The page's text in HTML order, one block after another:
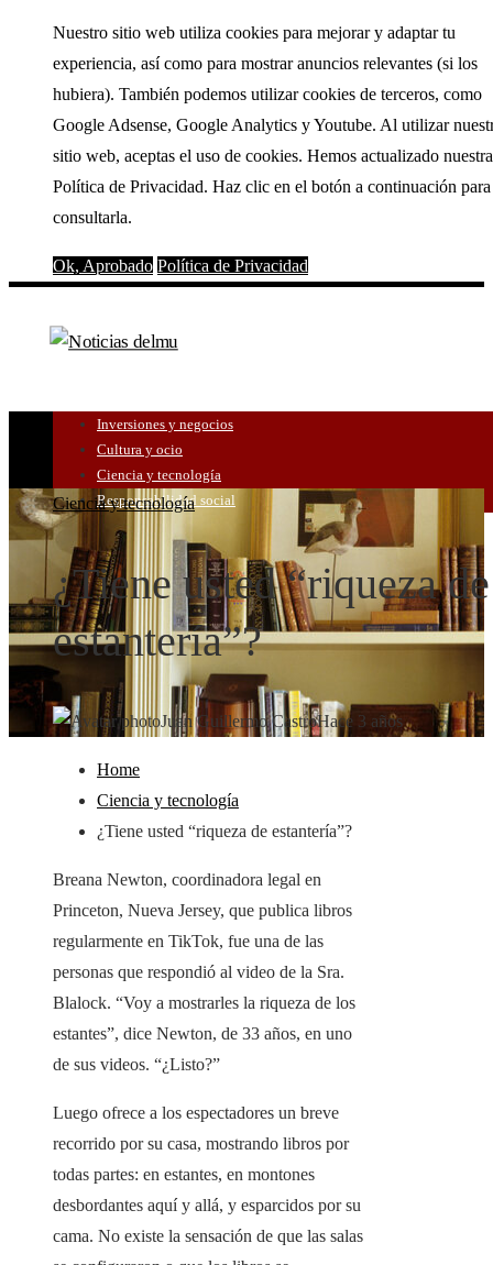
Nuestro sitio web utiliza cookies para mejorar y adaptar tu
experiencia, así como para mostrar anuncios relevantes (si los
hubiera). También podemos utilizar cookies de terceros, como
Google Adsense, Google Analytics y Youtube. Al utilizar
sitio web, aceptas el uso de cookies. Hemos actualizado nuestra
Política de Privacidad. Haz clic en el botón a continuación para
consultarla.
Ok, Aprobado Política de Privacidad
Inversiones y negocios
Cultura y ocio
Ciencia y tecnología
Responsabilidad social
Ciencia y tecnología
¿Tiene usted “riqueza de
estantería”?
Juan Guillermo CastroHace 3 años
Home
Ciencia y tecnología
¿Tiene usted “riqueza de estantería”?
Breana Newton, coordinadora legal en
Princeton, Nueva Jersey, que publica libros
regularmente en TikTok, fue una de las
personas que respondió al video de la Sra.
Blalock. “Voy a mostrarles la riqueza de los
estantes”, dice Newton, de 33 años, en uno
de sus videos. “¿Listo?”
Luego ofrece a los espectadores un breve
recorrido por su casa, mostrando libros por
todas partes: en estantes, en montones
desbordantes aquí y allá, y esparcidos por su
cama. No existe la sensación de que las salas